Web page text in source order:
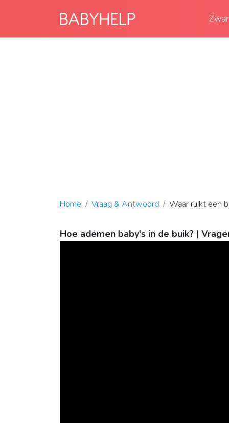
Home Vraag & Antwoord Waar ruikt een
Hoe ademen baby's in de buik? |